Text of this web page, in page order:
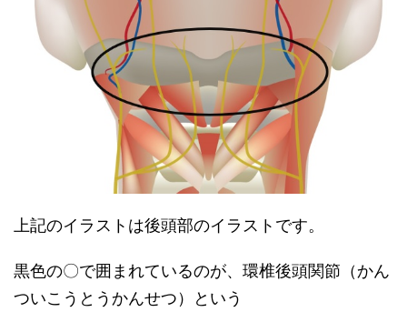
上記のイラストは後頭部のイラストです。
黒色の〇で囲まれているのが、環椎後頭関節（かん
ついこうとうかんせつ）という